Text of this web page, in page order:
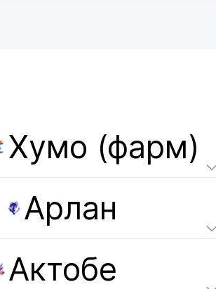
Хумо (фарм)
Арлан
Актобе